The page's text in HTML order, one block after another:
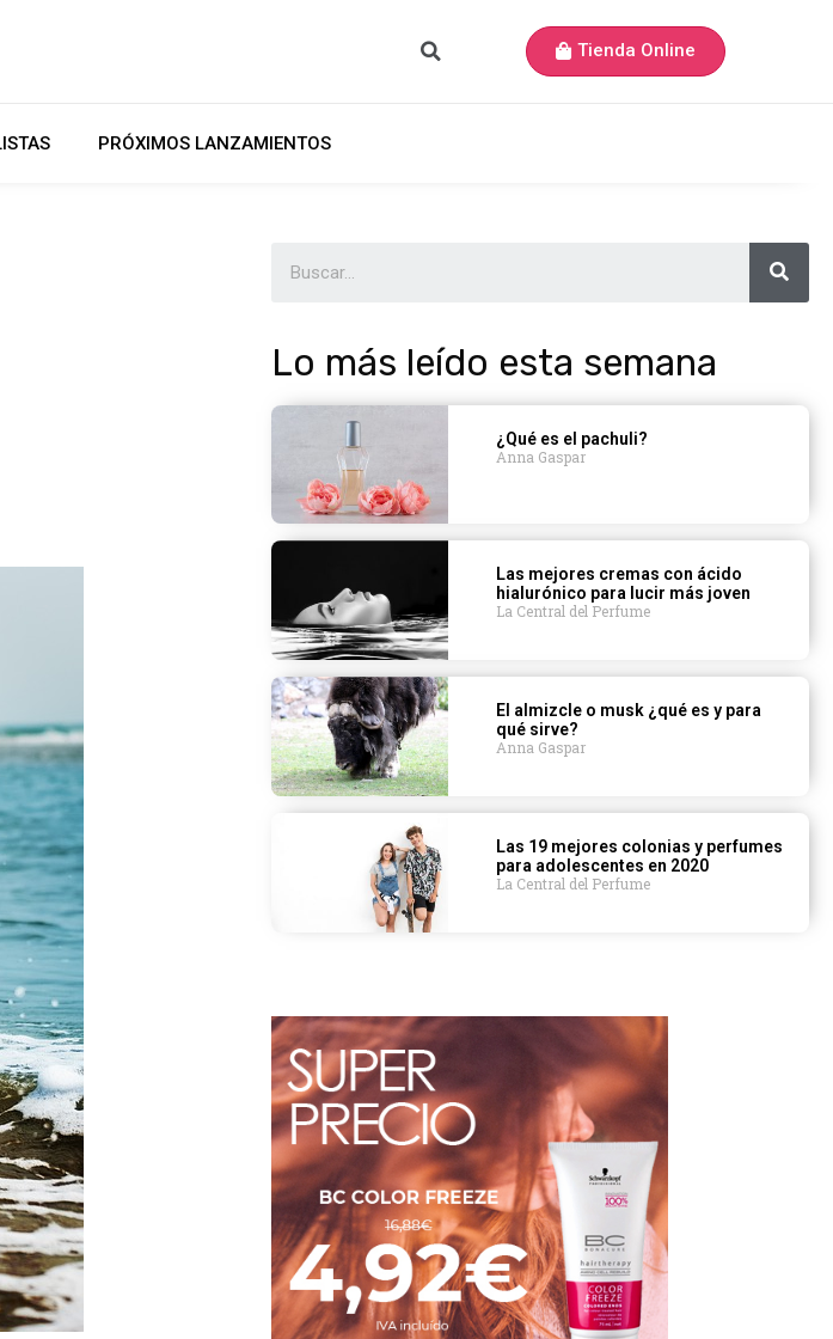
Tienda Online
PRÓXIMOS LANZAMIENTOS
Lo más leído esta semana
¿Qué es el pachuli?
Anna Gaspar
Las mejores cremas con ácido
hialurónico para lucir más joven
La Central del Perfume
El almizcle o musk ¿qué es y para
qué sirve?
Anna Gaspar
Las 19 mejores colonias y perfumes
para adolescentes en 2020
La Central del Perfume